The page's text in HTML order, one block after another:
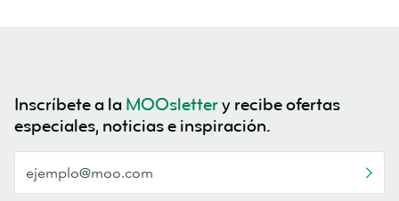
Inscríbete a la MOOslettery recibe ofertas
especiales, noticias e inspiración.